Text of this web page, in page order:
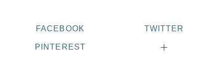
FACEBOOK TWITTER
PINTEREST